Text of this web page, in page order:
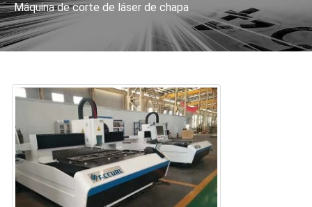
Máquina de corte de láser de chapa